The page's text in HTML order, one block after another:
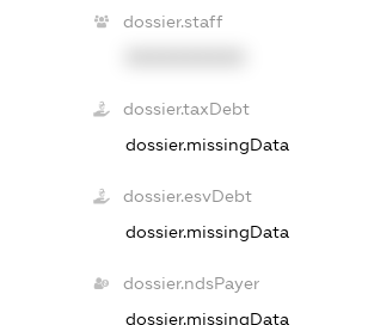
dossier.staff
dossier.taxDebt
dossier.missingData
dossier.esvDebt
dossier.missingData
dossier.ndsPayer
dossier.missingData